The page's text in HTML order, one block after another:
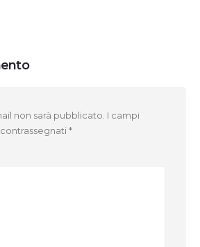
non sarà pubblicato. I campi
*